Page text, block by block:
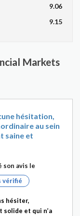
9.06
9.15
Markets
hésitation,
au sein
saine et
son avis le
vérifié
hésiter,
solide et qui n’a